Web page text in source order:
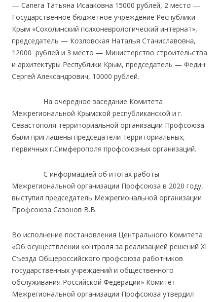
— Сапега Татьяна Исааковна 15000 рублей, 2 место —
Государственное бюджетное учреждение Республики
Крым «Соколинский психоневрологический интернат»,
председатель — Козловская Наталья Станиславовна,
12000 рублей и 3 место — Министерство строительства
и архитектуры Республики Крым, председатель — Федин
Сергей Александрович, 10000 рублей.
На очередное заседание Комитета
Межрегиональной Крымской республиканской и г.
Севастополя территориальной организации Профсоюза
были приглашены председатели территориальных,
первичных г.Симферополя профсоюзных организаций.
С информацией об итогах работы
Межрегиональной организации Профсоюза в 2020 году,
выступил председатель Межрегиональной организации
Профсоюза Сазонов В.В.
Во исполнение постановления Центрального Комитета
«Об осуществлении контроля за реализацией решений XI
Съезда Общероссийского профсоюза работников
государственных учреждений и общественного
обслуживания Российской Федерации» Комитет
Межрегиональной организации Профсоюза утвердил